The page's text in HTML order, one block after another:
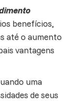
benefícios,
até o aumento
vantagens
uma
de seus